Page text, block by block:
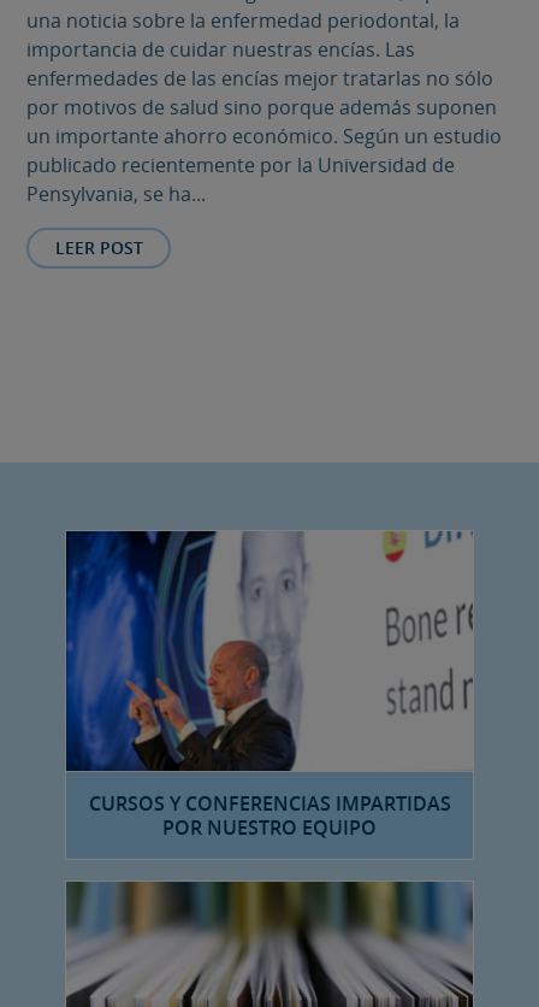
una noticia sobre la enfermedad periodontal, la
importancia de cuidar nuestras encías. Las
enfermedades de las encías mejor tratarlas no sólo
por motivos de salud sino porque además suponen
un importante ahorro económico. Según un estudio
publicado recientemente por la Universidad de
Pensylvania, se ha...
LEER POST
CURSOS Y CONFERENCIAS IMPARTIDAS
POR NUESTRO EQUIPO